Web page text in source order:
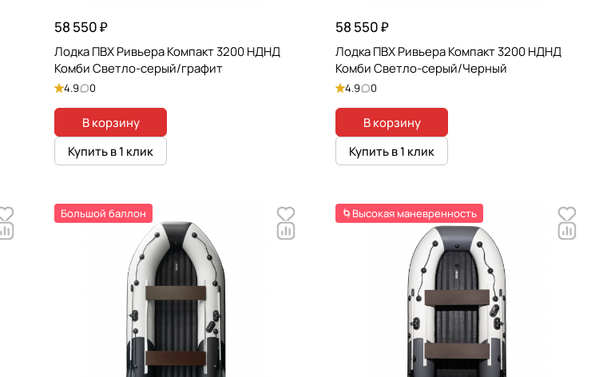
58 550 ₽
Лодка ПВХ Ривьера Компакт 3200 НДНД
Комби Светло-серый/графит
4.9 0
В корзину
Купить в 1 клик
58 550 ₽
Лодка ПВХ Ривьера Компакт 3200 НДНД
Комби Светло-серый/Черный
4.9 0
В корзину
Купить в 1 клик
Большой баллон 🌀Высокая маневренность